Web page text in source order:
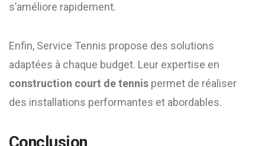
s’améliore rapidement.
Enfin, Service Tennis propose des solutions
adaptées à chaque budget. Leur expertise en
construction court de tennis permet de réaliser
des installations performantes et abordables.